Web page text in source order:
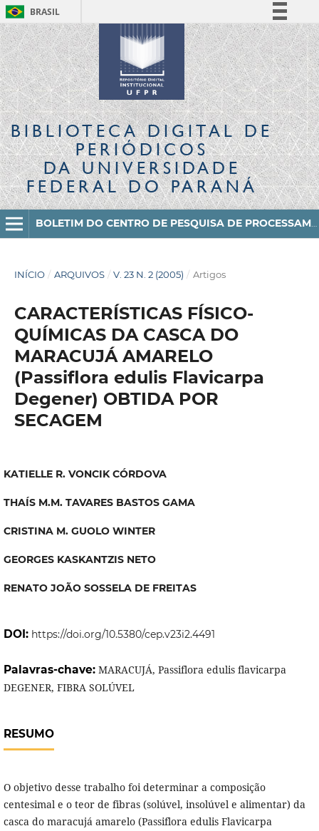
BRASIL
Simplifique!
Comunica BR
Participe
Acesso à informação
Legislação
Canais
BIBLIOTECA DIGITALDE
PERIÓDICOS
DA UNIVERSIDADE
FEDERAL DO PARANÁ
BOLETIM DO CENTRO DE PESQUISA DE PROCESSAMENTO DE ALIMENTOS
INÍCIO / ARQUIVOS / V. 23 N. 2 (2005) / Artigos
CARACTERÍSTICAS FÍSICO-
QUÍMICAS DA CASCA DO
MARACUJÁ AMARELO
(Passiflora edulis Flavicarpa
Degener) OBTIDA POR
SECAGEM
KATIELLE R. VONCIK CÓRDOVA
THAÍS M.M. TAVARES BASTOS GAMA
CRISTINA M. GUOLO WINTER
GEORGES KASKANTZIS NETO
RENATO JOÃO SOSSELA DE FREITAS
DOI: https://doi.org/10.5380/cep.v23i2.4491
Palavras-chave: MARACUJÁ, Passiflora edulis flavicarpa
DEGENER, FIBRA SOLÚVEL
RESUMO
O objetivo desse trabalho foi determinar a composição
centesimal e o teor de fibras (solúvel, insolúvel e alimentar) da
casca do maracujá amarelo (Passiflora edulis Flavicarpa